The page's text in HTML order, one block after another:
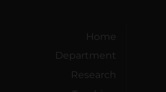
Home
Department
Research